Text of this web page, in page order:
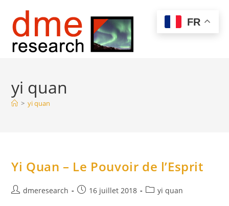
content
Menu
yi quan
> yi quan
Yi Quan – Le Pouvoir de l’Esprit
Auteur/autrice
dmeresearch
Publication
16 juillet 2018
Postyi quan
FR